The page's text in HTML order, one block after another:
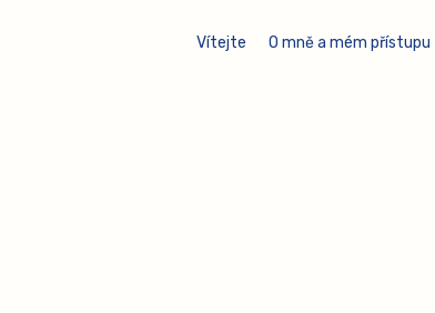
Vítejte O mně a mém přístupu